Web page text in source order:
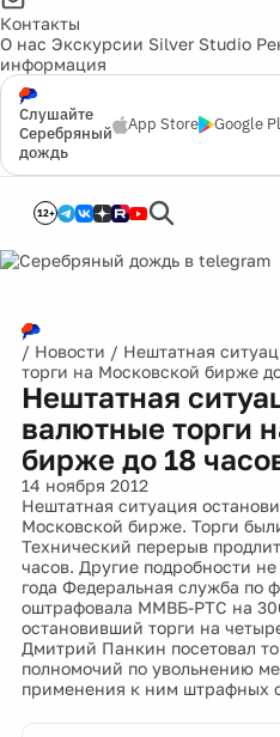
Контакты
О нас Экскурсии Silver Studio
информация
Слушайте
Серебряный
дождь
App Store Google
12+
/ Новости / Нештатная
торги на Московской бирже
Нештатная
валютные торги
бирже до 18
14 ноября 2012
Нештатная ситуация
Московской бирже. Торги
Технический перерыв
часов. Другие подробности
года Федеральная служба по
оштрафовала ММВБ-РТС на
остановивший торги на
Дмитрий Панкин посетовал
полномочий по увольнению
применения к ним штрафных